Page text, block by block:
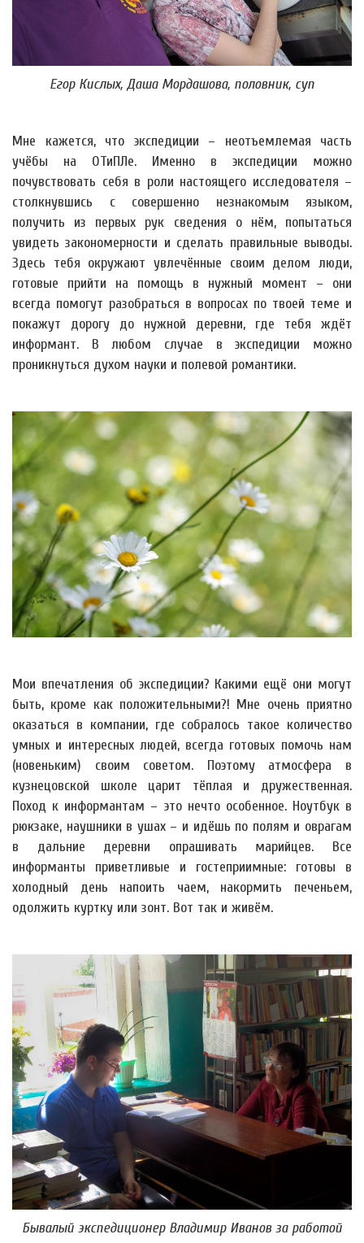
Егор Кислых, Даша Мордашова, половник, суп
Мне кажется, что экспедиции – неотъемлемая часть
учёбы на ОТиПЛе. Именно в экспедиции можно
почувствовать себя в роли настоящего исследователя –
столкнувшись с совершенно незнакомым языком,
получить из первых рук сведения о нём, попытаться
увидеть закономерности и сделать правильные выводы.
Здесь тебя окружают увлечённые своим делом люди,
готовые прийти на помощь в нужный момент – они
всегда помогут разобраться в вопросах по твоей теме и
покажут дорогу до нужной деревни, где тебя ждёт
информант. В любом случае в экспедиции можно
проникнуться духом науки и полевой романтики.
Мои впечатления об экспедиции? Какими ещё они могут
быть, кроме как положительными?! Мне очень приятно
оказаться в компании, где собралось такое количество
умных и интересных людей, всегда готовых помочь нам
(новеньким) своим советом. Поэтому атмосфера в
кузнецовской школе царит тёплая и дружественная.
Поход к информантам – это нечто особенное. Ноутбук в
рюкзаке, наушники в ушах – и идёшь по полям и оврагам
в дальние деревни опрашивать марийцев. Все
информанты приветливые и гостеприимные: готовы в
холодный день напоить чаем, накормить печеньем,
одолжить куртку или зонт. Вот так и живём.
Бывалый экспедиционер Владимир Иванов за работой